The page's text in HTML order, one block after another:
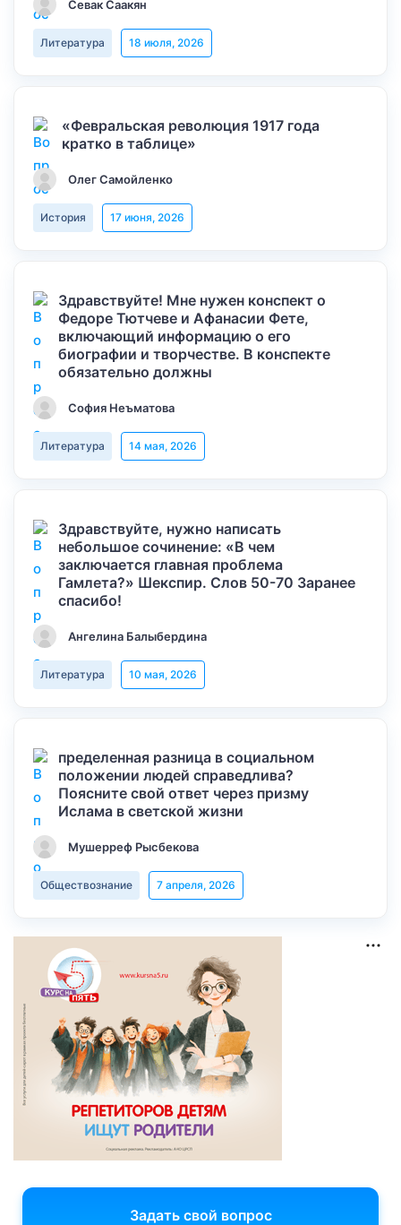
Севак Саакян
Литература 18 июля, 2026
«Февральская революция 1917 года
кратко в таблице»
Олег Самойленко
История 17 июня, 2026
Здравствуйте! Мне нужен конспект о
Федоре Тютчеве и Афанасии Фете,
включающий информацию о его
биографии и творчестве. В конспекте
обязательно должны
София Неъматова
Литература 14 мая, 2026
Здравствуйте, нужно написать
небольшое сочинение: «В чем
заключается главная проблема
Гамлета?» Шекспир. Слов 50-70 Заранее
спасибо!
Ангелина Балыбердина
Литература 10 мая, 2026
пределенная разница в социальном
положении людей справедлива?
Поясните свой ответ через призму
Ислама в светской жизни
Мушерреф Рысбекова
Обществознание 7 апреля, 2026
Задать свой вопрос